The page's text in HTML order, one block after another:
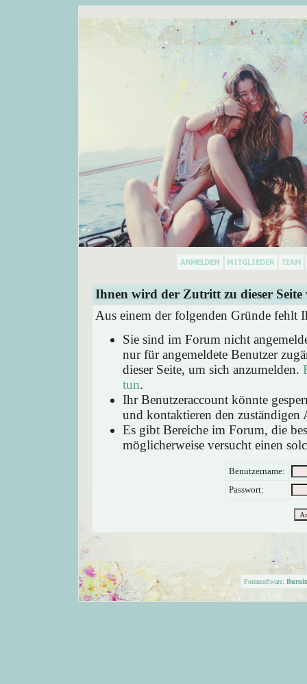
Ihnen wird der Zutritt zu dieser Seite
Aus einem der folgenden Gründe fehlt
Sie sind im Forum nicht
nur für angemeldete Benutzer
dieser Seite, um sich anzumelden.
tun.
Ihr Benutzeraccount könnte
und kontaktieren den zuständigen
Es gibt Bereiche im Forum, die
möglicherweise versucht einen
Benutzername:
Passwort:
Forensoftware: